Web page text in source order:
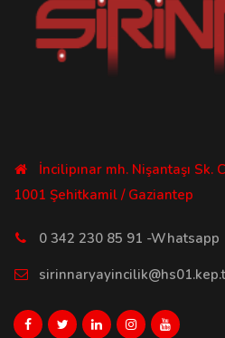
İncilipınar mh. Nişantaşı Sk.
1001 Şehitkamil / Gaziantep
0 342 230 85 91 -Whatsapp